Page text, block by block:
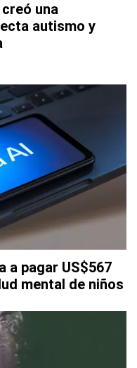
una
autismo y
a pagar US$567
mental de niños